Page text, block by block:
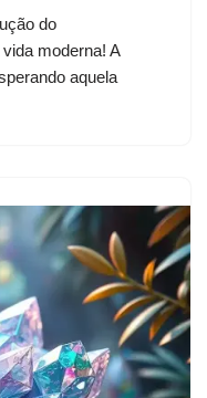
do
moderna! A
aquela